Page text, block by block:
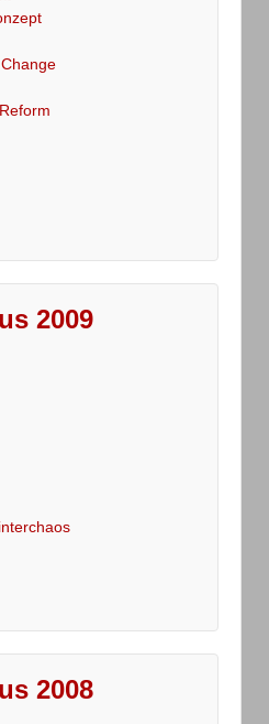
2009
2008